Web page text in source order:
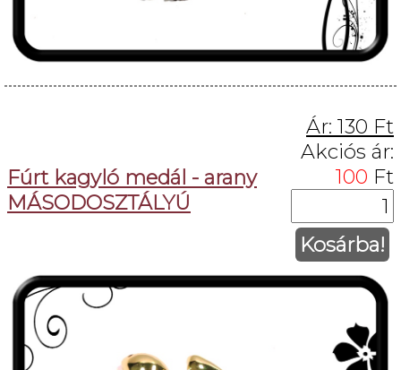
Fúrt kagyló medál - arany
MÁSODOSZTÁLYÚ
Ár: 130 Ft
Akciós ár:
100 Ft
Kosárba!